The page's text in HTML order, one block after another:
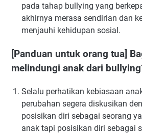
pada tahap bullying yang
akhirnya merasa sendirian dan
menjauhi kehidupan sosial.
[Panduan untuk orang tua]
melindungi anak dari
Selalu perhatikan kebiasaan
perubahan segera diskusikan
posisikan diri sebagai seorang
anak tapi posisikan diri sebagai